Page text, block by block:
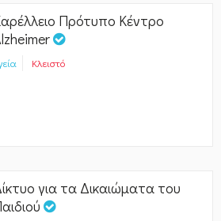
Πρότυπο Κέντρο
Κλειστό
για τα Δικαιώματα του